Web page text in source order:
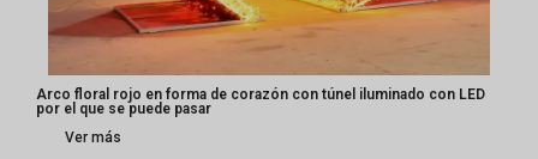
Arco floral rojo en forma de corazón con túnel iluminado con LED
por el que se puede pasar
Ver más